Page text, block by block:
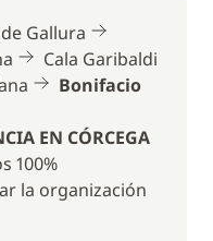
de arena blanca y
para
el escenario
como el paddle surf.
para
La Maddalena, la
Gallura
Cala Garibaldi
Bonifacio
EN CÓRCEGA
100%
la organización